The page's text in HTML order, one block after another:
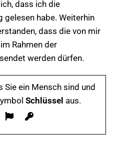
dass ich die
gelesen habe. Weiterhin
dass die von mir
Rahmen der
werden dürfen.
Sie ein Mensch sind und
Schlüssel aus.